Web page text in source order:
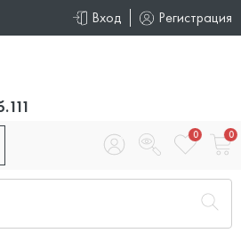
Вход Регистрация
0 0